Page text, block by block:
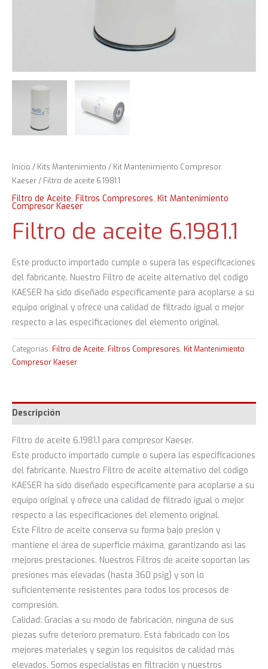
Inicio / Kits Mantenimiento / Kit Mantenimiento Compresor
Kaeser/ Filtro de aceite 6.1981.1
Filtro de Aceite, Filtros Compresores, Kit Mantenimiento
Compresor Kaeser
Filtro de aceite 6.1981.1
Este producto importado cumple o supera las especificaciones
del fabricante. Nuestro Filtro de aceite alternativo del código
KAESER ha sido diseñado específicamente para acoplarse a su
equipo original y ofrece una calidad de filtrado igual o mejor
respecto a las especificaciones del elemento original.
Categorías: Filtro de Aceite, Filtros Compresores, Kit Mantenimiento
Compresor Kaeser
Descripción
Filtro de aceite 6.1981.1 para compresor Kaeser.
Este producto importado cumple o supera las especificaciones
del fabricante. Nuestro Filtro de aceite alternativo del código
KAESER ha sido diseñado específicamente para acoplarse a su
equipo original y ofrece una calidad de filtrado igual o mejor
respecto a las especificaciones del elemento original.
Este Filtro de aceite conserva su forma bajo presión y
mantiene el área de superficie máxima, garantizando así las
mejores prestaciones. Nuestros Filtros de aceite soportan las
presiones más elevadas (hasta 360 psig) y son lo
suficientemente resistentes para todos los procesos de
compresión.
Calidad: Gracias a su modo de fabricación, ninguna de sus
piezas sufre deterioro prematuro. Está fabricado con los
mejores materiales y según los requisitos de calidad más
elevados. Somos especialistas en filtración y nuestros